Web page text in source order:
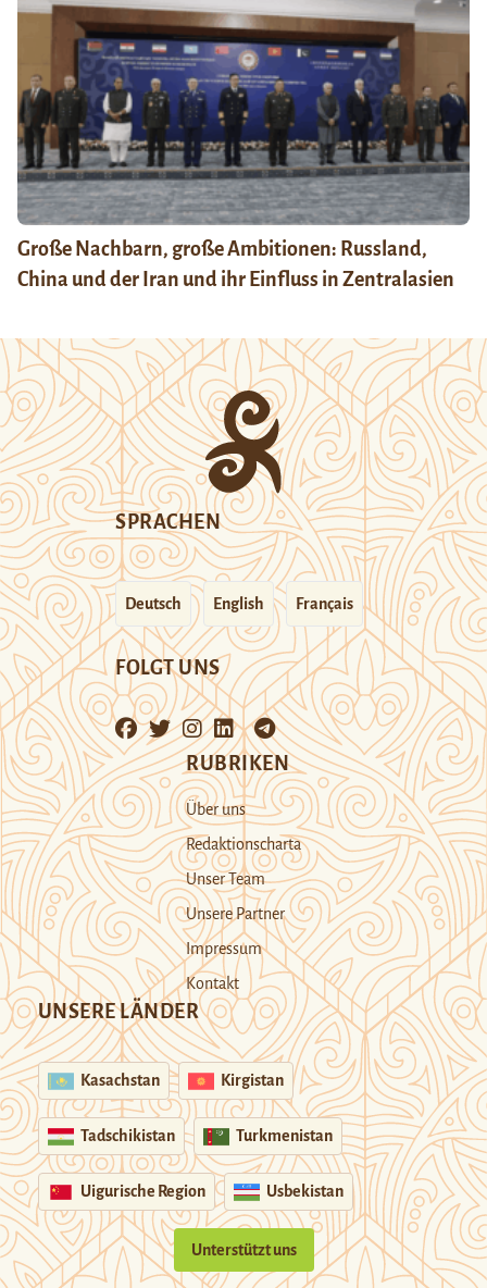
Große Nachbarn, große Ambitionen: Russland,
China und der Iran und ihr Einfluss in Zentralasien
SPRACHEN
Deutsch English Français
FOLGT UNS
RUBRIKEN
Über uns
Redaktionscharta
Unser Team
Unsere Partner
Impressum
Kontakt
UNSERE LÄNDER
Kasachstan Kirgistan
Tadschikistan Turkmenistan
Uigurische Region Usbekistan
Unterstützt uns